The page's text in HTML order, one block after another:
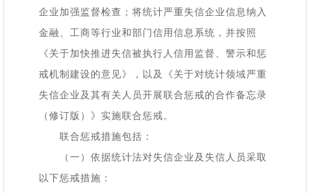
企业加强监督检查；将统计严重失信企业信息纳入
金融、工商等行业和部门信用信息系统，并按照
《关于加快推进失信被执行人信用监督、警示和惩
戒机制建设的意见》，以及《关于对统计领域严重
失信企业及其有关人员开展联合惩戒的合作备忘录
（修订版）》实施联合惩戒。
联合惩戒措施包括：
（一）依据统计法对失信企业及失信人员采取
以下惩戒措施：